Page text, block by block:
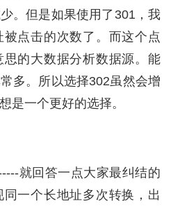
。但是如果使用了301，我
点击的次数了。而这个点
的大数据分析数据源。能
多。所以选择302虽然会增
是一个更好的选择。
就回答一点大家最纠结的
一个长地址多次转换，出